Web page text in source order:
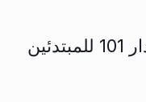
اغسل الشعر بدقيق الجاودار 101 للمبتدئين